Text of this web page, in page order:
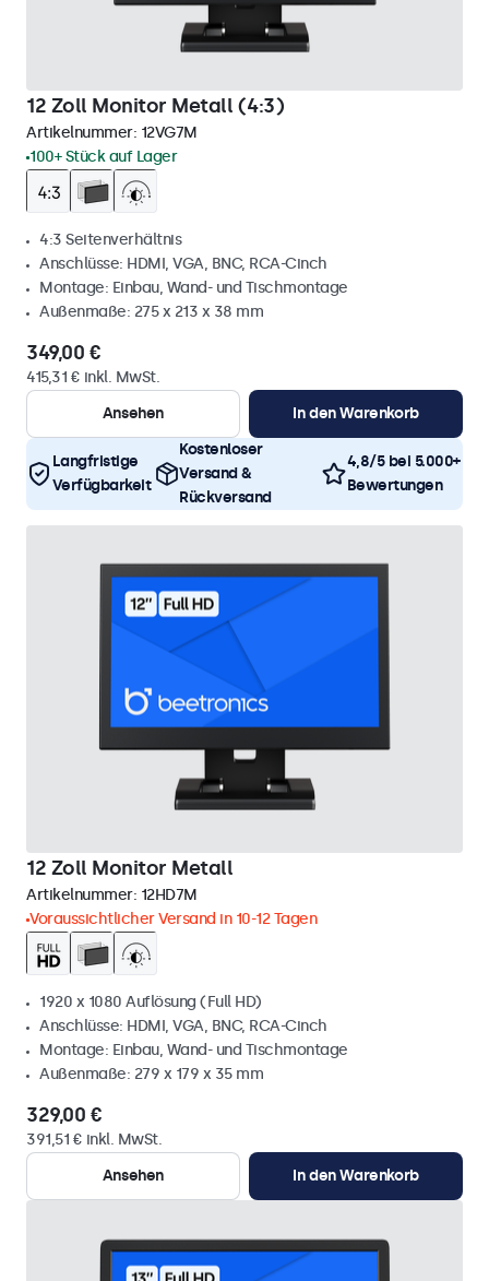
12 Zoll Monitor Metall (4:3)
Artikelnummer: 12VG7M
100+ Stück auf Lager
4:3 Seitenverhältnis
Anschlüsse: HDMI, VGA, BNC, RCA-Cinch
Montage: Einbau, Wand- und Tischmontage
Außenmaße: 275 x 213 x 38 mm
349,00 €
415,31 € inkl. MwSt.
Ansehen
In den Warenkorb
Langfristige
Verfügbarkeit
Kostenloser
Versand &
Rückversand
4,8/5 bei 5.000+
Bewertungen
12 Zoll Monitor Metall
Artikelnummer: 12HD7M
Voraussichtlicher Versand in 10-12 Tagen
1920 x 1080 Auflösung (Full HD)
Anschlüsse: HDMI, VGA, BNC, RCA-Cinch
Montage: Einbau, Wand- und Tischmontage
Außenmaße: 279 x 179 x 35 mm
329,00 €
391,51 € inkl. MwSt.
Ansehen
In den Warenkorb